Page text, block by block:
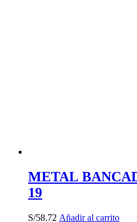
METAL
19
S/58.72 Añadir al carrito